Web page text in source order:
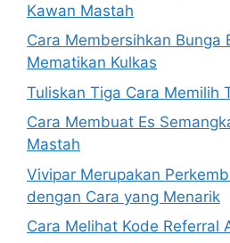
Kawan Mastah
Cara Membersihkan Bunga
Mematikan Kulkas
Tuliskan Tiga Cara Memilih
Cara Membuat Es
Mastah
Vivipar Merupakan
dengan Cara yang Menarik
Cara Melihat Kode Referral